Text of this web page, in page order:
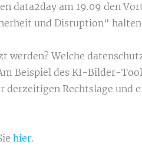
data2day am 19.09 den
und Disruption“
werden? Welche
Beispiel des KI-Bilder-
derzeitigen Rechtslage und
hier.